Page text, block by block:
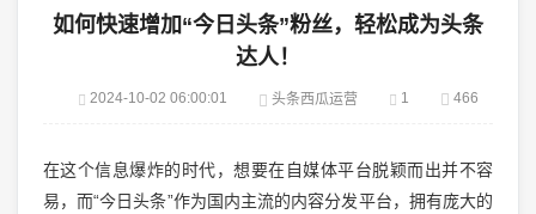
如何快速增加“今日头条”粉丝，轻松成为头条
达人！
2024-10-02 06:00:01 头条西瓜运营 1 466
在这个信息爆炸的时代，想要在自媒体平台脱颖而出并不容
易，而“今日头条”作为国内主流的内容分发平台，拥有庞大的